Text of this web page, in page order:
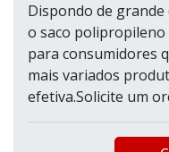
Dispondo de
o saco
para consumidores
mais variados
efetiva.Solicite um